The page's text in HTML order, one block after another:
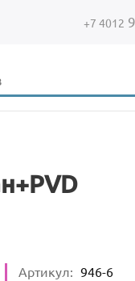
+7 4012
Артикул: 946-6